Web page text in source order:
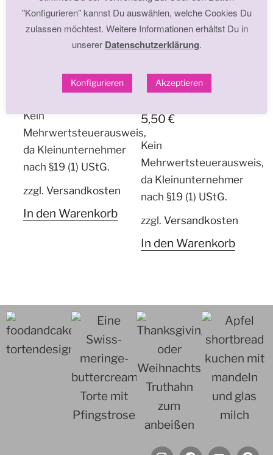
Kein
Mehrwertsteuerausweis,
da Kleinunternehmer
nach §19 (1) UStG.
zzgl. Versandkosten
In den Warenkorb
NEU COLOUR MILL –
5,50€
Kein
Mehrwertsteuerausweis,
da Kleinunternehmer
nach §19 (1) UStG.
zzgl.Versandkosten
In den Warenkorb
"Konfigurieren" kannst Du auswählen, welche Cookies Du
zulassen möchtest. Weitere Informationen erhältst Du in
unserer Datenschutzerklärung.
Konfigurieren Akzeptieren